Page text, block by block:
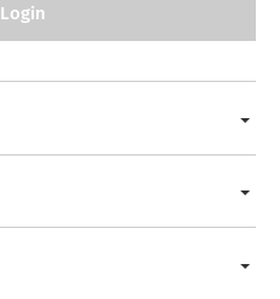
Login